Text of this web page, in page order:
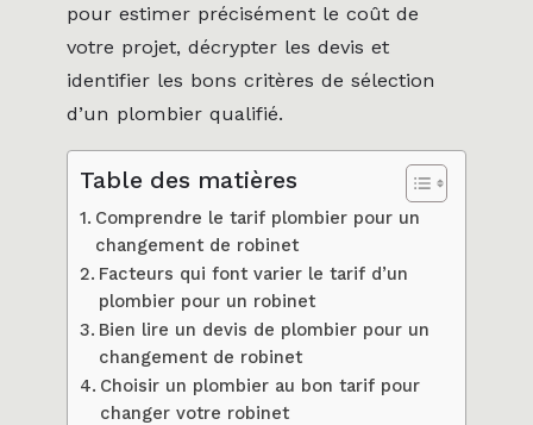
pour estimer précisément le coût de
votre projet, décrypter les devis et
identifier les bons critères de sélection
d’un plombier qualifié.
Table des matières
Comprendre le tarif plombier pour un
changement de robinet
Facteurs qui font varier le tarif d’un
plombier pour un robinet
Bien lire un devis de plombier pour un
changement de robinet
Choisir un plombier au bon tarif pour
changer votre robinet